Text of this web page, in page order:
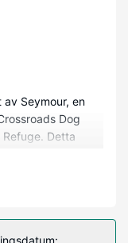
Seymour, en
Dog
Detta
Gratis wi-fi gör